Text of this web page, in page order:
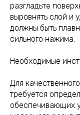
разгладьте
выровнять слой и
должны быть
сильного нажима.
Необходимые
Для
требуется
обеспечивающих